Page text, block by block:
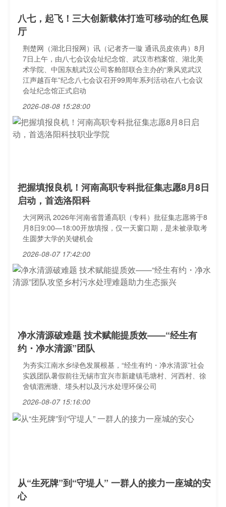
八七，起飞！三大创新载体打造可移动的红色展
厅
荆楚网（湖北日报网）讯（记者齐一璇 通讯员皮依冉）8月
7日上午，由八七会议会址纪念馆、武汉市档案馆、湖北美
术学院、中国东航武汉公司客舱部联合主办的“乘风览武汉
江声越百年”纪念八七会议召开99周年系列活动在八七会议
会址纪念馆正式启动
2026-08-08 15:28:00
把握填报良机！河南高职专科批征集志愿8月8日
启动，首选洛阳科
大河网讯 2026年河南省普通高职（专科）批征集志愿将于8
月8日9:00—18:00开放填报，仅一天窗口期，是未被录取考
生圆梦大学的关键机会
2026-08-07 17:42:00
净水清源破难题 技术赋能提质效——“经生有
约・净水清源”团队
为夯实江南水乡绿色发展根基，“经生有约・净水清源”社会
实践团队暑假前往无锡市宜兴市新建镇毛塘村、河西村、徐
舍镇泗洲塘、堘头村以及污水处理环保公司
2026-08-07 15:16:00
从“生死牌”到“守堤人” 一群人的接力一座城的安
心